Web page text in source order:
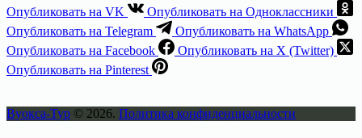
Опубликовать на VK
Опубликовать на Одноклассники
Опубликовать на Telegram
Опубликовать на WhatsApp
Опубликовать на Facebook
Опубликовать на X (Twitter)
Опубликовать на Pinterest
Вуокса-Тур © 2026. Политика конфиденциальности